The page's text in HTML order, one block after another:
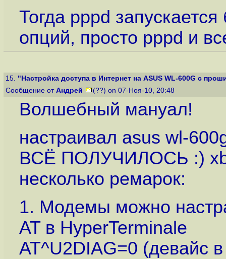
Тогда pppd
опций, просто pppd и
15. "Настройка доступа в Интернет на ASUS WL-600G с
Сообщение от Андрей (??) on 07-Ноя-10, 20:48
Волшебный мануал!
настраивал asus wl-
ВСЁ ПОЛУЧИЛОСЬ :)
несколько ремарок:
1. Модемы можно
AT в HyperTerminale
AT^U2DIAG=0 (девайс